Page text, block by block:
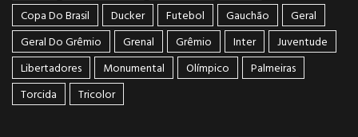
Copa Do Brasil
Ducker Futebol Gauchão
Geral
Geral Do Grêmio
Grenal Grêmio Inter
Juventude
Libertadores
Monumental Olímpico
Palmeiras
Torcida
Tricolor